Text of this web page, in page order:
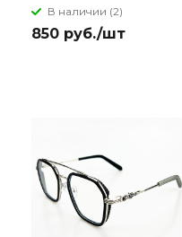
линзы с градиентом
В наличии (2)
850 руб./шт